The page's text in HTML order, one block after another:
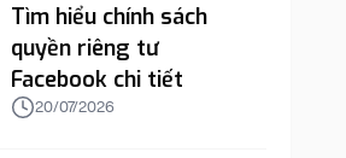
Tìm hiểu chính sách
quyền riêng tư
Facebook chi tiết
20/07/2026